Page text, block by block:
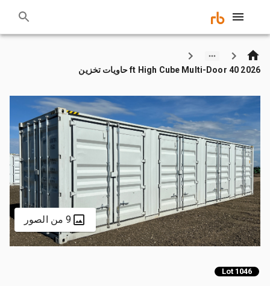
2026 40 ft High Cube Multi-Door حاويات تخزين
9 من الصور
Lot 1046